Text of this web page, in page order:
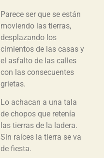
Parece ser que se están
moviendo las tierras,
desplazando los
cimientos de las casas y
el asfalto de las calles
con las consecuentes
grietas.
Lo achacan a una tala
de chopos que retenía
las tierras de la ladera.
Sin raíces la tierra se va
de fiesta.